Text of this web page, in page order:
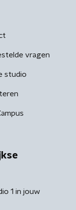
vragen
studio
1 in jouw